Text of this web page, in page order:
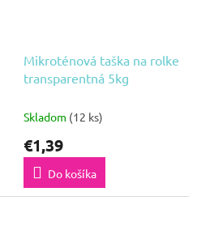
Mikroténová taška na rolke
transparentná 5kg
Skladom (12 ks)
€1,39
Do košíka